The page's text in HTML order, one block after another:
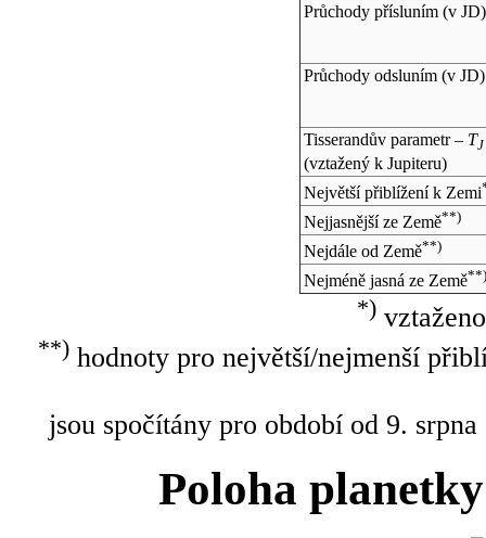
Průchody přísluním (v JD)
Průchody odsluním (v JD)
Tisserandův parametr – TJ
(vztažený k Jupiteru)
Největší přiblížení k Zemi
Nejjasnější ze Země**)
Nejdále od Země**)
Nejméně jasná ze Země**)
*)
**)hodnoty pro největší/nejmenší
jsou spočítány pro období od 9.
Poloha